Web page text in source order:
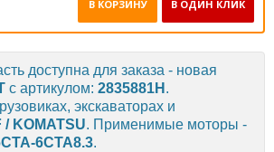
В ОДИН КЛИК
В КОРЗИНУ
доступна для заказа - новая
с артикулом: 2835881H .
экскаваторах и
/ KOMATSU. Применимые моторы -
6CTA8.3.